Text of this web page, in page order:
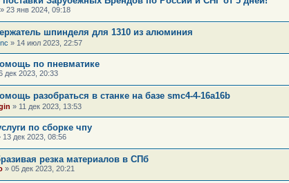
» 23 янв 2024, 09:18
шпинделя для 1310 из алюминия
» 14 июл 2023, 22:57
по пневматике
дек 2023, 20:33
разобраться в станке на базе smc4-4-16a16b
» 11 дек 2023, 13:53
по сборке чпу
13 дек 2023, 08:56
резка материалов в СПб
» 05 дек 2023, 20:21